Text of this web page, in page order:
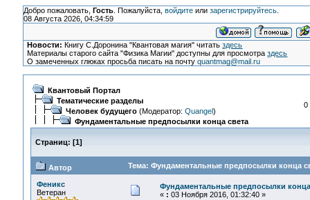
Добро пожаловать, Гость. Пожалуйста, войдитеили зарегистрируйтесь.
08 Августа 2026, 04:34:59
Новости: Книгу С.Доронина "Квантовая магия" читатьздесь
Материалы старого сайта "Физика Магии" доступны для просмотраздесь
О замеченных глюках просьба писать на почтуquantmag@mail.ru
Квантовый Портал
Тематические разделы
Человек будущего(Модератор: Quangel)
Фундаментальные предпосылки конца света
0
Страниц: [1]
Автор Тема: Фундаментальные предпосылки конца
Феникс
Ветеран
Фундаментальные предпосылки конца
« : 03 Ноября 2016, 01:32:40 »